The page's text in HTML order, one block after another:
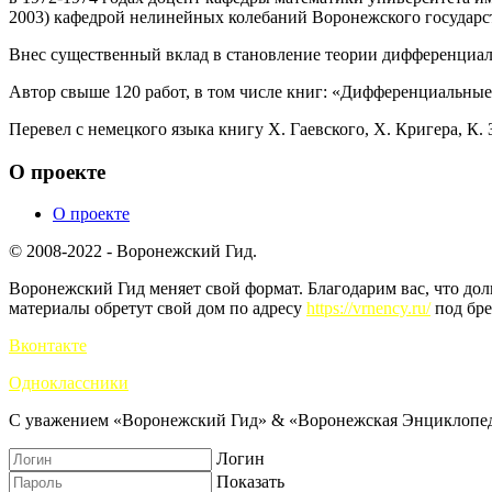
2003) кафедрой нелинейных колебаний Воронежского
Внес существенный вклад в становление теории
Автор свыше 120 работ, в том числе книг:
Перевел с немецкого языка книгу X. Гаевского, X. Кригера,
О проекте
О проекте
© 2008-2022 - Воронежский Гид.
Воронежский Гид меняет свой формат. Благодарим вас, что
материалы обретут свой дом по адресу https://vrnency.ru/под
Вконтакте
Одноклассники
С уважением «Воронежский Гид» & «Воронежская
Логин
Показать